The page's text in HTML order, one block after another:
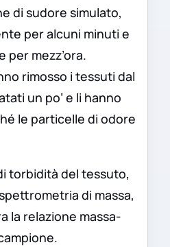
di sudore simulato,
per alcuni minuti e
per mezz’ora.
rimosso i tessuti dal
un po’ e li hanno
le particelle di odore
torbidità del tessuto,
di massa,
la relazione massa-